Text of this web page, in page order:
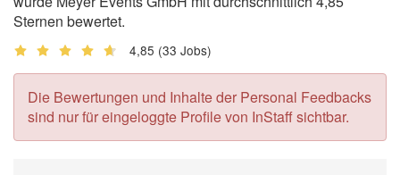
Sternen bewertet.
4,85 (33 Jobs)
Die Bewertungen und Inhalte der Personal Feedbacks
sind nur für eingeloggte Profile von InStaff sichtbar.